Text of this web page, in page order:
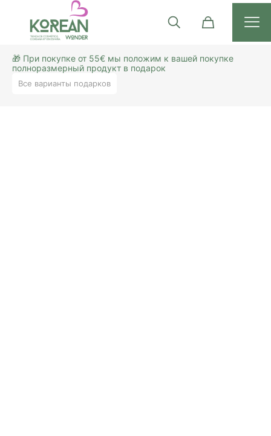
🎁 При покупке от 55€ мы положим к вашей покупке
полноразмерный продукт в подарок
Все варианты подарков